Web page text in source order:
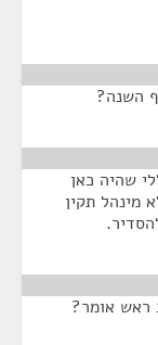
השנה?
שהיה כאן
מינהל תקין
ראש אומר?